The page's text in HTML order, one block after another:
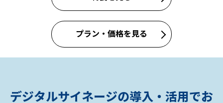
プラン・価格を見る
デジタルサイネージの導入・活用でお